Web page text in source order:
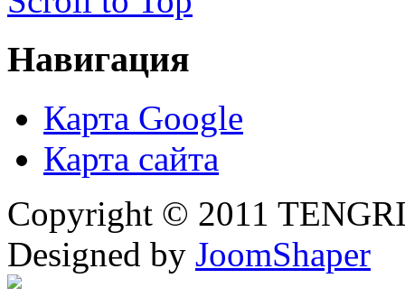
Навигация
Карта Google
Карта сайта
Copyright © 2011
Designed by JoomShaper